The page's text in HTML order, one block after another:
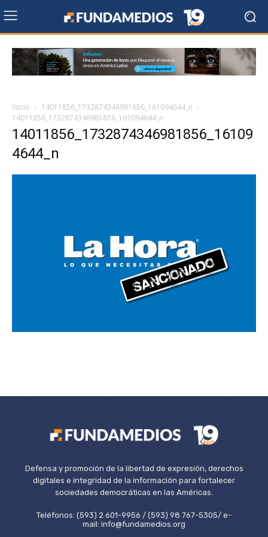
Inicio
14011856_1732874346981856_161094644_n
14011856_1732874346981856_161094644_n
14011856_1732874346981856_16109
4644_n
Defensa y promoción de la libertad de expresión, derechos
digitales e integridad de la información para fortalecer
sociedades democráticas en las Américas.
Teléfonos: (593) 2 601-9956 / (593) 98 767-5305/ e-
mail: info@fundamedios.org